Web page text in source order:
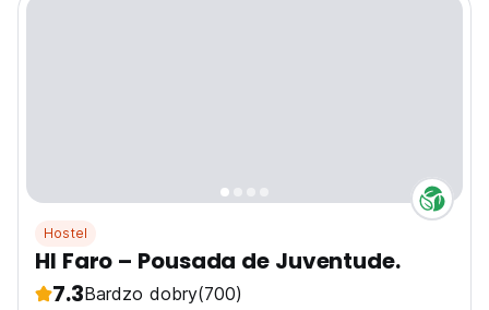
Hostel
HI Faro – Pousada de Juventude.
7.3Bardzo dobry(700)